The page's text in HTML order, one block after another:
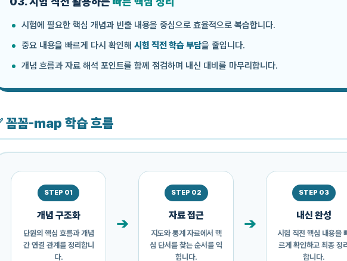
시험에 필요한 핵심 개념과 빈출 내용을 중심으로 효율적으로 복습합니다.
중요 내용을 빠르게 다시 확인해 시험 직전 학습 부담을 줄입니다.
개념 흐름과 자료 해석 포인트를 함께 점검하며 내신 대비를 마무리합니다.
꼼꼼-map 학습 흐름
STEP 01
개념 구조화
단원의 핵심 흐름과 개념
간 연결 관계를 정리합니
다.
➔
STEP 02
자료 접근
지도와 통계 자료에서 핵
심 단서를 찾는 순서를 익
힙니다.
➔
STEP 03
내신 완성
시험 직전 핵심 내용을
르게 확인하고 최종 정리
합니다.